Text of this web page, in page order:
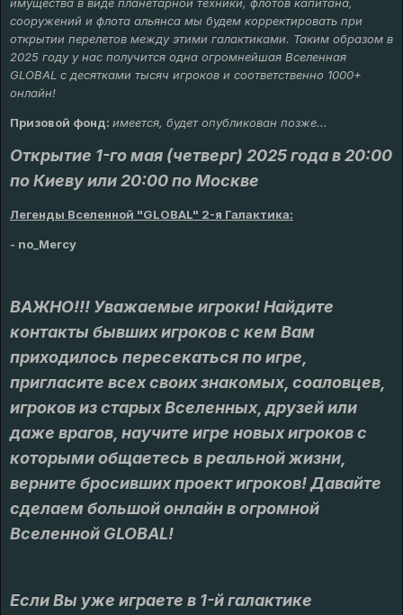
имущества в виде планетарной техники, флотов капитана,
сооружений и флота альянса мы будем корректировать при
открытии перелетов между этими галактиками. Таким образом в
2025 году у нас получится одна огромнейшая Вселенная
GLOBAL с десятками тысяч игроков и соответственно 1000+
онлайн!
Призовой фонд: имеется, будет опубликован позже...
Открытие 1-го мая (четверг) 2025 года в 20:00
по Киеву или 20:00 по Москве
Легенды Вселенной "GLOBAL" 2-я Галактика:
- no_Mercy
ВАЖНО!!! Уважаемые игроки! Найдите
контакты бывших игроков с кем Вам
приходилось пересекаться по игре,
пригласите всех своих знакомых, соаловцев,
игроков из старых Вселенных, друзей или
даже врагов, научите игре новых игроков с
которыми общаетесь в реальной жизни,
верните бросивших проект игроков! Давайте
сделаем большой онлайн в огромной
Вселенной GLOBAL!
Если Вы уже играете в 1-й галактике